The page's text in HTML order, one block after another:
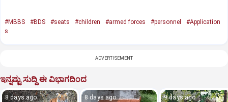
#MBBS #BDS #seats #children #armed forces #personnel
#Application
s
ADVERTISEMENT
ಇನ್ನಷ್ಟು ಸುದ್ದಿ ಈ ವಿಭಾಗದಿಂದ
8 days ago 8 days ago 9 days ago